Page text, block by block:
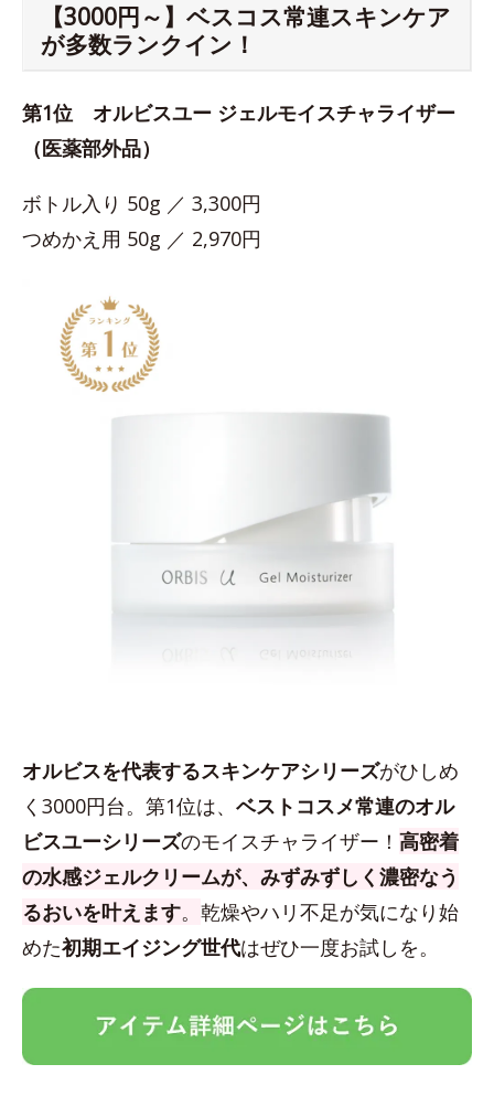
【3000円～】ベスコス常連スキンケア
が多数ランクイン！
第1位 オルビスユー ジェルモイスチャライザー
（医薬部外品）
ボトル入り 50g ／ 3,300円
つめかえ用 50g ／ 2,970円
オルビスを代表するスキンケアシリーズがひしめ
く3000円台。第1位は、 ベストコスメ常連のオル
ビスユーシリーズのモイスチャライザー！ 高密着
の水感ジェルクリームが、みずみずしく濃密なう
るおいを叶えます。 乾燥やハリ不足が気になり始
めた初期エイジング世代はぜひ一度お試しを。